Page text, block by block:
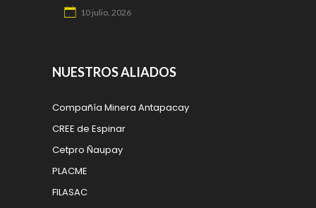
10 julio, 2026
NUESTROS ALIADOS
Compañía Minera Antapacay
CREE de Espinar
Cetpro Ñaupay
PLACME
FILASAC